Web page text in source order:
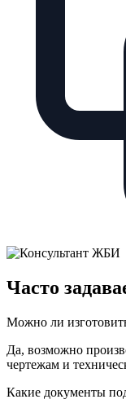
Часто
Можно ли
Да, возможно
чертежам и
Какие документы